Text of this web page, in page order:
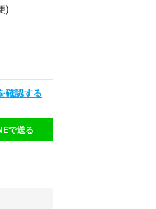
。方法は予
式 結婚
験スーツ
オフィ
ス ブラ
)
確認する
で送る